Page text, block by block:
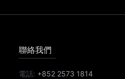
聯絡我們
電話: +852 2573 1814